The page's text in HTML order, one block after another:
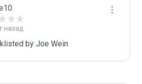
назад
by Joe Wein